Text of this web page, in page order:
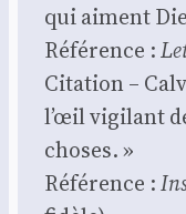
qui aiment
Réfé­rence :
Cita­tion –
l’œil vigi­lant
choses. »
Réfé­rence :